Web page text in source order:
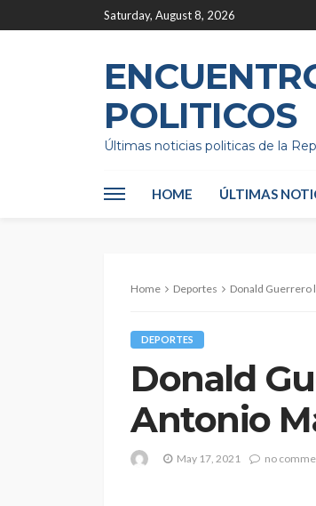
Saturday, August 8, 2026
POLITICOS
Últimas noticias politicas de la
HOME ÚLTIMAS
Home Deportes Donald Guerrero
DEPORTES
Donald
Antonio
May 17, 2021 no